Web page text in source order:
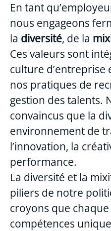
En tant
nous engageons
la diversité, de la
Ces valeurs sont
culture d’entreprise
nos pratiques de
gestion des talents.
convaincus que la
environnement de
l’innovation, la
performance.
La diversité et la
piliers de notre
croyons que
compétences